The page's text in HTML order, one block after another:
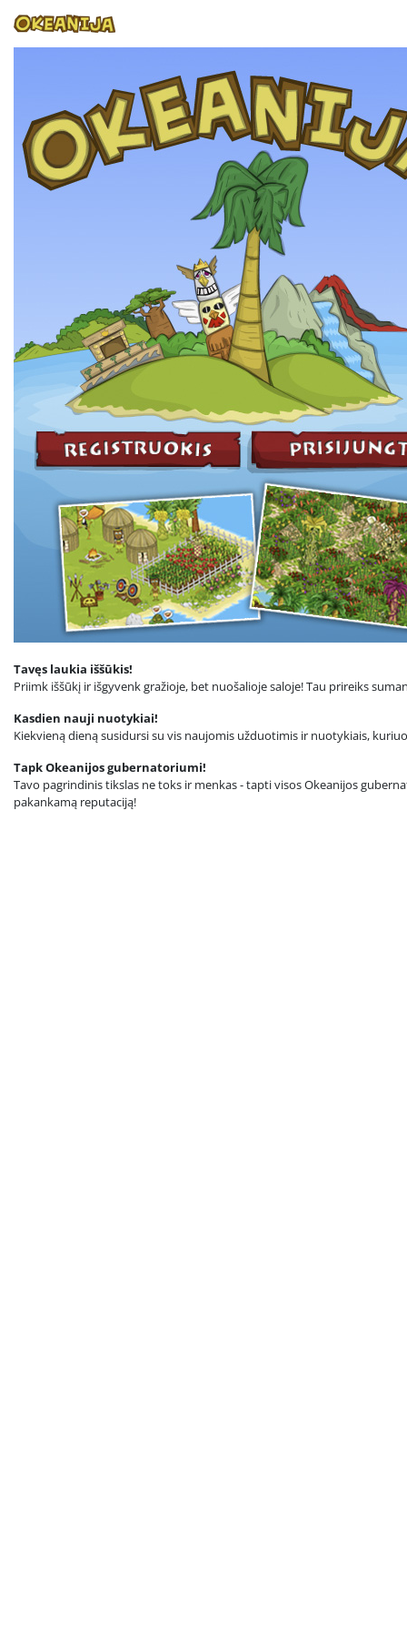
Tavęs laukia iššūkis!
Priimk iššūkį ir išgyvenk gražioje, bet nuošalioje saloje! Tau prireiks
Kasdien nauji nuotykiai!
Kiekvieną dieną susidursi su vis naujomis užduotimis ir nuotykiais,
Tapk Okeanijos gubernatoriumi!
Tavo pagrindinis tikslas ne toks ir menkas - tapti visos Okeanijos
pakankamą reputaciją!